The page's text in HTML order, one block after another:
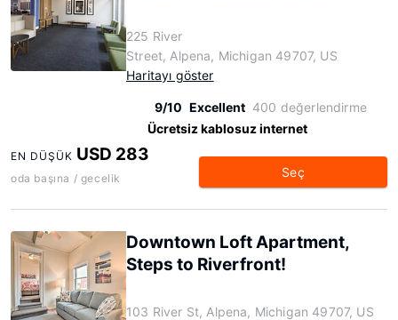
225 River
Street, Alpena, Michigan 49707, US
Haritayı göster
9/10 Excellent 400 değerlendirme
Ücretsiz kablosuz internet
EN DÜŞÜK USD 283
oda başına / gecelik Seç
Downtown Loft Apartment,
Steps to Riverfront!
103 River St, Alpena, Michigan 49707, US